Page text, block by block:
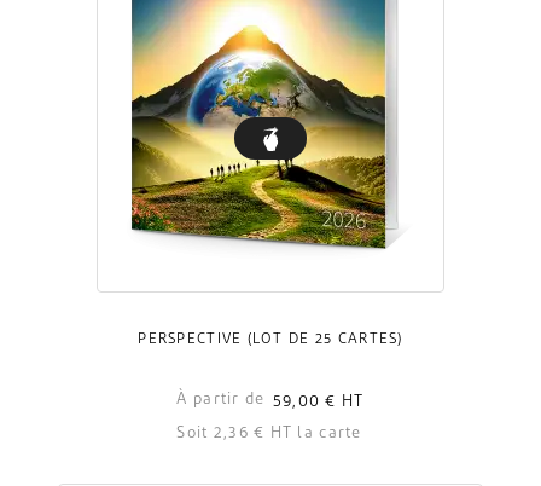
PERSPECTIVE (LOT DE 25 CARTES)
À partir de 59,00 €
HT
Soit 2,36 € HT la carte